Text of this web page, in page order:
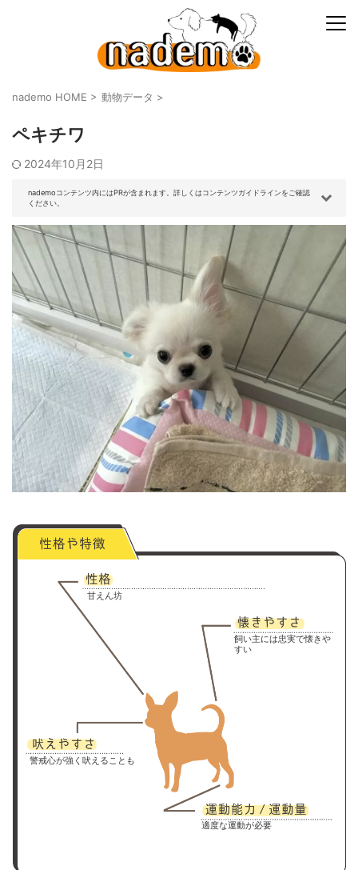
nademo HOME > 動物データ >
ペキチワ
2024年10月2日
nademoコンテンツ内にはPRが含まれます。詳しくはコンテンツガイドラインをご確認
ください。
甘えん坊
飼い主には忠実で懐きや
すい
警戒心が強く吠えることも
適度な運動が必要